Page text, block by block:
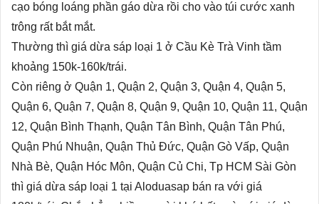
cạo bóng loáng phần gáo dừa rồi cho vào túi cước xanh
trông rất bắt mắt.
Thường thì giá dừa sáp loại 1 ở Cầu Kè Trà Vinh tầm
khoảng 150k-160k/trái.
Còn riêng ở Quận 1, Quận 2, Quận 3, Quận 4, Quận 5,
Quận 6, Quận 7, Quận 8, Quận 9, Quận 10, Quận 11, Quận
12, Quận Bình Thạnh, Quận Tân Bình, Quận Tân Phú,
Quận Phú Nhuận, Quận Thủ Đức, Quận Gò Vấp, Quận
Nhà Bè, Quận Hóc Môn, Quận Củ Chi, Tp HCM Sài Gòn
thì giá dừa sáp loại 1 tại Aloduasap bán ra với giá